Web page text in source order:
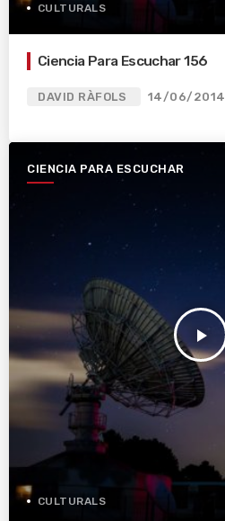
CULTURALS
Ciencia Para Escuchar 156
DAVID RÀFOLS 14/06/2014
CIENCIA PARA ESCUCHAR
play_arrow
CULTURALS